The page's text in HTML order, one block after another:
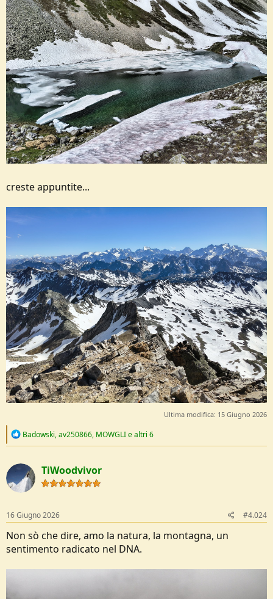
creste appuntite...
Ultima modifica: 15 Giugno 2026
R
c
t
i
o
s
:
Badowski,av250866, MOWGLIe altri 6
TiWoodvivor
16 Giugno 2026 #4.024
Non sò che dire, amo la natura, la montagna, un
sentimento radicato nel DNA.